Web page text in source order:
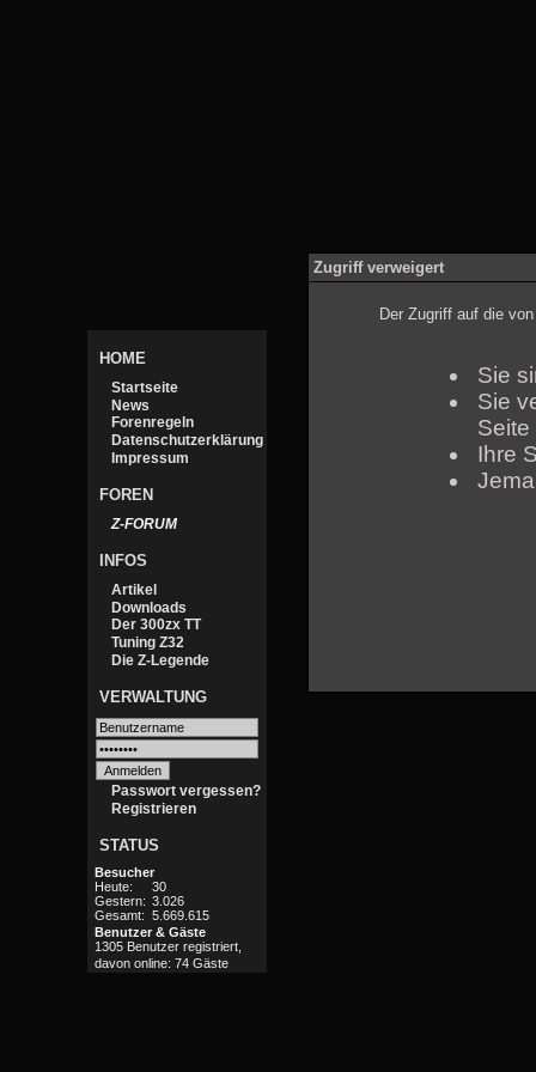
HOME
Startseite
News
Forenregeln
Datenschutzerklärung
Impressum
FOREN
Z-FORUM
INFOS
Artikel
Downloads
Der 300zx TT
Tuning Z32
Die Z-Legende
VERWALTUNG
Passwort vergessen?
Registrieren
STATUS
Besucher
Heute:
30
Gestern: 3.026
Gesamt: 5.669.615
Benutzer & Gäste
1305 Benutzer registriert,
davon online: 74 Gäste
Zugriff verweigert
Der Zugriff auf die
Sie
Sie
Seite
Ihre